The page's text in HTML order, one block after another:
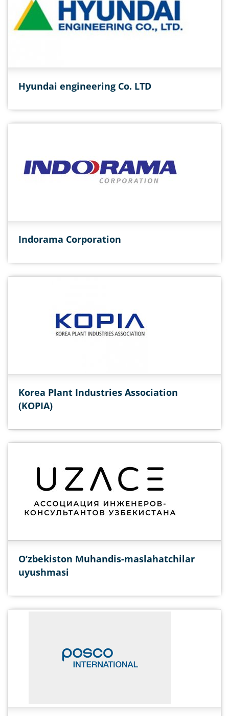
Hyundai engineering Co. LTD
Indorama Corporation
Korea Plant Industries Association
(KOPIA)
O‘zbekiston Muhandis-maslahatchilar
uyushmasi